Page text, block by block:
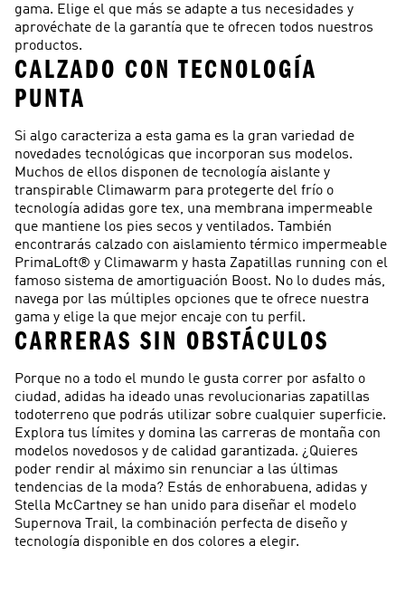
gama. Elige el que más se adapte a tus necesidades y
aprovéchate de la garantía que te ofrecen todos nuestros
productos.
CALZADO CON TECNOLOGÍA
PUNTA
Si algo caracteriza a esta gama es la gran variedad de
novedades tecnológicas que incorporan sus modelos.
Muchos de ellos disponen de tecnología aislante y
transpirable Climawarm para protegerte del frío o
tecnología adidas gore tex, una membrana impermeable
que mantiene los pies secos y ventilados. También
encontrarás calzado con aislamiento térmico impermeable
PrimaLoft® y Climawarm y hasta Zapatillas running con el
famoso sistema de amortiguación Boost. No lo dudes más,
navega por las múltiples opciones que te ofrece nuestra
gama y elige la que mejor encaje con tu perfil.
CARRERAS SIN OBSTÁCULOS
Porque no a todo el mundo le gusta correr por asfalto o
ciudad, adidas ha ideado unas revolucionarias zapatillas
todoterreno que podrás utilizar sobre cualquier superficie.
Explora tus límites y domina las carreras de montaña con
modelos novedosos y de calidad garantizada. ¿Quieres
poder rendir al máximo sin renunciar a las últimas
tendencias de la moda? Estás de enhorabuena, adidas y
Stella McCartney se han unido para diseñar el modelo
Supernova Trail, la combinación perfecta de diseño y
tecnología disponible en dos colores a elegir.